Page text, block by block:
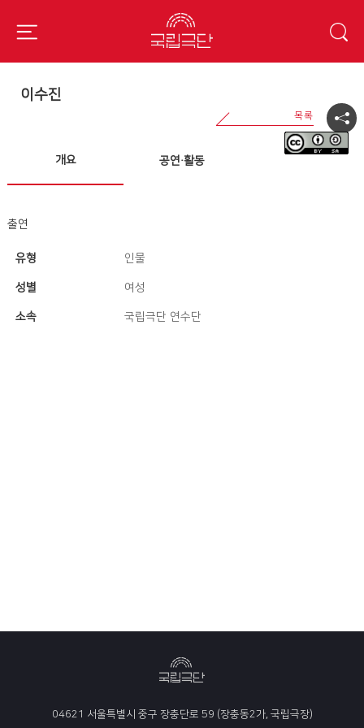
이수진
개요 공연·활동
출연
유형 인물
성별 여성
소속 국립극단 연수단
04621 서울특별시 중구 장충단로 59 (장충동2가, 국립극장)